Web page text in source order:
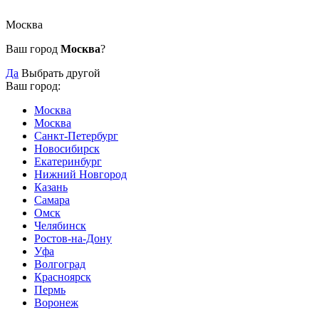
Москва
Ваш город Москва?
Да Выбрать другой
Ваш город:
Москва
Москва
Санкт-Петербург
Новосибирск
Екатеринбург
Нижний Новгород
Казань
Самара
Омск
Челябинск
Ростов-на-Дону
Уфа
Волгоград
Красноярск
Пермь
Воронеж